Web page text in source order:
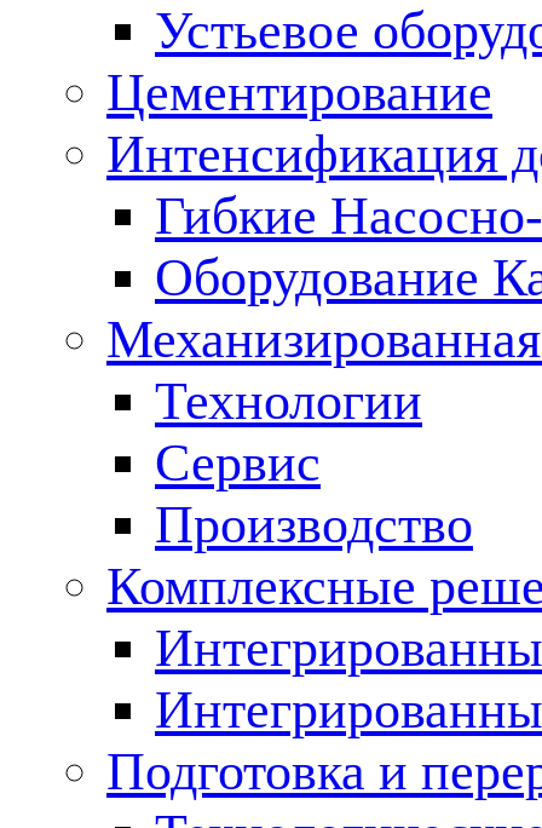
Устьевое
Цементирование
Интенсификация
Гибкие
Оборудование
Технологии
Сервис
Производство
Комплексные
Подготовка и